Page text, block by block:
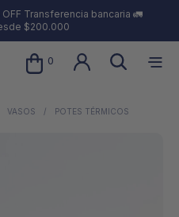
Transferencia bancaria 🚛
$200.000
0
VASOS / POTES TÉRMICOS